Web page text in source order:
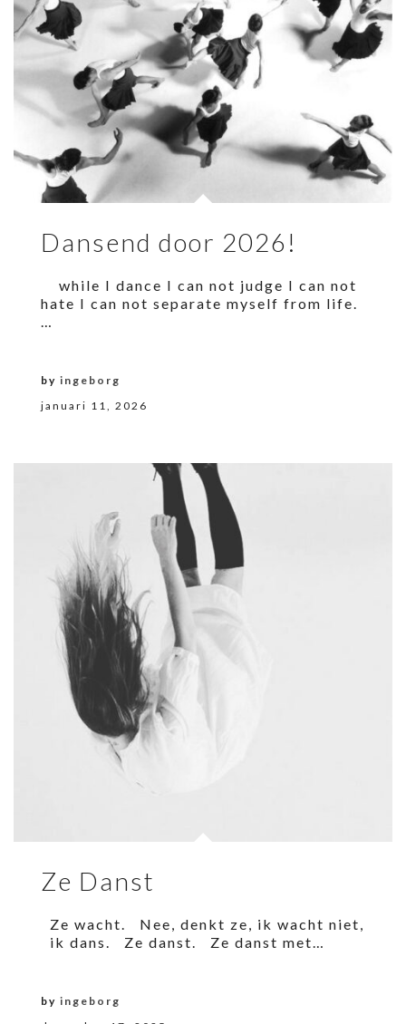
Dansend door 2026!
while I dance I can not judge I can not
hate I can not separate myself from life.
…
januari 11, 2026
by ingeborg
Ze Danst
Ze wacht. Nee, denkt ze, ik wacht niet,
ik dans. Ze danst. Ze danst met…
by ingeborg